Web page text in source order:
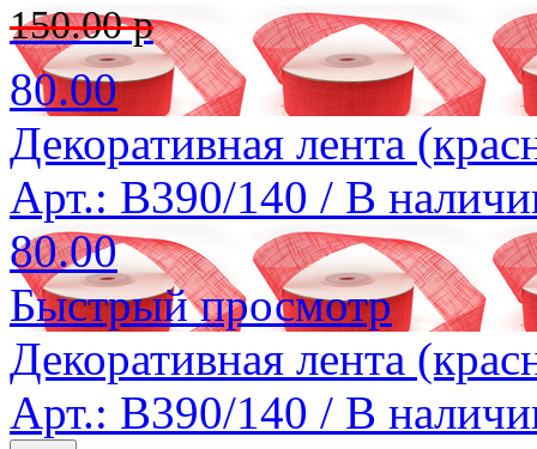
150.00 р
80.00
Декоративная лента
Арт.: B390/140 / В
80.00
Быстрый просмотр
Декоративная лента
Арт.: B390/140 / В